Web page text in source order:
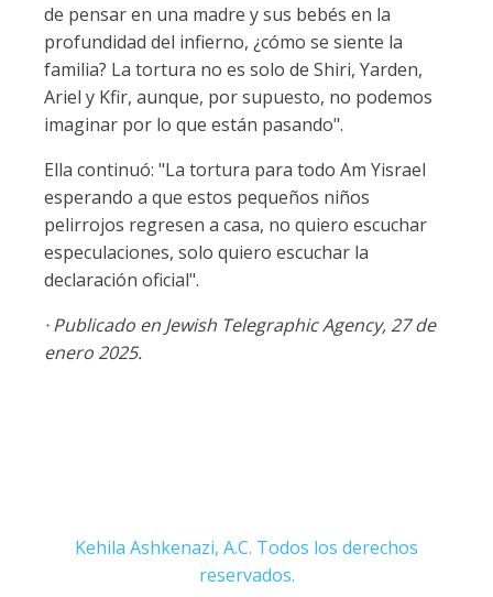
de pensar en una madre y sus bebés en la
profundidad del infierno, ¿cómo se siente la
familia? La tortura no es solo de Shiri, Yarden,
Ariel y Kfir, aunque, por supuesto, no podemos
imaginar por lo que están pasando".
Ella continuó: "La tortura para todo Am Yisrael
esperando a que estos pequeños niños
pelirrojos regresen a casa, no quiero escuchar
especulaciones, solo quiero escuchar la
declaración oficial".
· Publicado en Jewish Telegraphic Agency, 27 de
enero 2025.
Kehila Ashkenazi, A.C. Todos los derechos
reservados.